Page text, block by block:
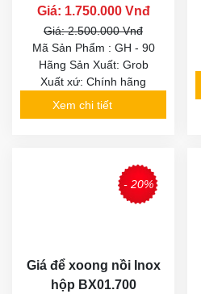
Giá: 1.750.000 Vnđ
Giá: 2.500.000 Vnđ
Mã Sản Phẩm : GH - 90
Hãng Sản Xuất: Grob
Xuất xứ: Chính hãng
Xem chi tiết
- 20%
Giá để xoong nồi Inox
hộp BX01.700